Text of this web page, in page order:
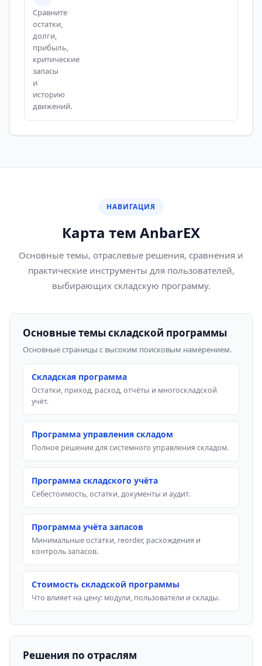
Сравните
остатки,
долги,
прибыль,
критические
запасы
и
историю
движений.
НАВИГАЦИЯ
Карта тем AnbarEX
Основные темы, отраслевые решения, сравнения и
практические инструменты для пользователей,
выбирающих складскую программу.
Основные темы складской программы
Основные страницы с высоким поисковым намерением.
Складская программа
Остатки, приход, расход, отчёты и многоскладской
учёт.
Программа управления складом
Полное решение для системного управления складом.
Программа складского учёта
Себестоимость, остатки, документы и аудит.
Программа учёта запасов
Минимальные остатки, reorder, расхождения и
контроль запасов.
Стоимость складской программы
Что влияет на цену: модули, пользователи и склады.
Решения по отраслям